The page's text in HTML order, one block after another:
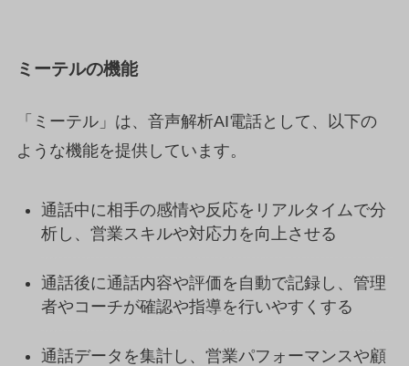
ミーテルの機能
「ミーテル」は、音声解析AI電話として、以下の
ような機能を提供しています。
通話中に相手の感情や反応をリアルタイムで分
析し、営業スキルや対応力を向上させる
通話後に通話内容や評価を自動で記録し、管理
者やコーチが確認や指導を行いやすくする
通話データを集計し、営業パフォーマンスや顧